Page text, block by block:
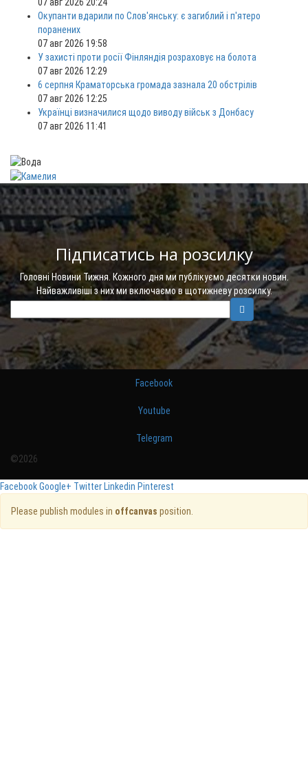
07 авг 2026 20:24
Окупанти вдарили по Слов'янську: є загиблий і п'ятеро
поранених
07 авг 2026 19:58
У захисті проти росії Фінляндія розраховує на болота
07 авг 2026 12:29
6 серпня Краматорська громада зазнала 20 обстрілів
07 авг 2026 12:25
Українці визначилися щодо виводу військ з Донбасу
07 авг 2026 11:41
Підписатись на розсилку
Головні Новини Тижня. Кожного дня ми публікуємо десятки новин.
Найважливіші з них ми включаємо в щотижневу розсилку.
Facebook
Youtube
Telegram
©2026
FacebookGoogle+ Twitter Linkedin Pinterest
Please publish modules in offcanvas position.